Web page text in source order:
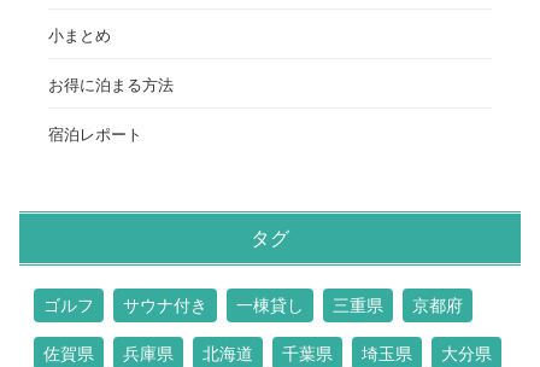
小まとめ
お得に泊まる方法
宿泊レポート
タグ
ゴルフ サウナ付き 一棟貸し 三重県 京都府
佐賀県 兵庫県 北海道 千葉県 埼玉県 大分県